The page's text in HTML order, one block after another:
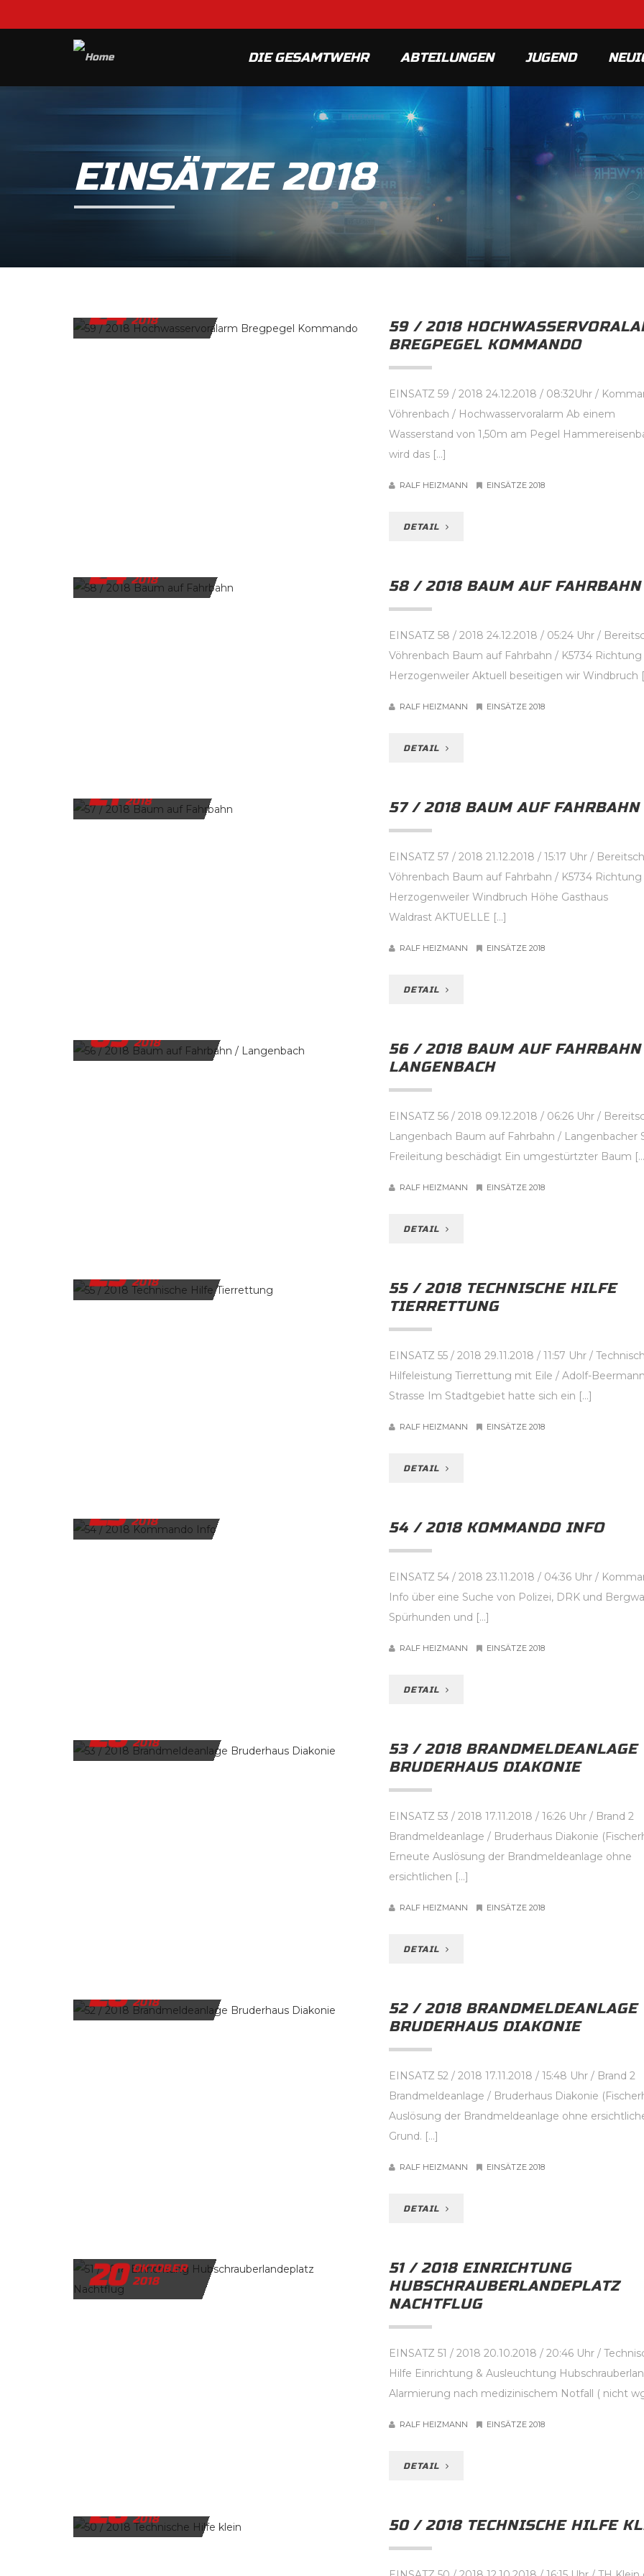
DIE GESAMTWEHR ABTEILUNGEN JUGEND
EINSÄTZE 2018
24 2018
59 / 2018
BREGPEGEL KOMMANDO
EINSATZ 59 / 2018 24.12.2018 / 08:32Uhr /
Vöhrenbach / Hochwasservoralarm Ab einem
Wasserstand von 1,50m am Pegel
wird das […]
RALF HEIZMANN EINSÄTZE 2018
DETAIL
24 2018
58 / 2018 BAUM AUF FAHRBAHN
EINSATZ 58 / 2018 24.12.2018 / 05:24 Uhr /
Vöhrenbach Baum auf Fahrbahn / K5734 Richtung
Herzogenweiler Aktuell beseitigen wir Windbruch
RALF HEIZMANN EINSÄTZE 2018
DETAIL
21 2018
57 / 2018 BAUM AUF FAHRBAHN
EINSATZ 57 / 2018 21.12.2018 / 15:17 Uhr /
Vöhrenbach Baum auf Fahrbahn / K5734 Richtung
Herzogenweiler Windbruch Höhe Gasthaus
Waldrast AKTUELLE […]
RALF HEIZMANN EINSÄTZE 2018
DETAIL
09 2018
56 / 2018 BAUM AUF
LANGENBACH
EINSATZ 56 / 2018 09.12.2018 / 06:26 Uhr /
Langenbach Baum auf Fahrbahn / Langenbacher
Freileitung beschädigt Ein umgestürtzter Baum
RALF HEIZMANN EINSÄTZE 2018
DETAIL
29 2018
55 / 2018 TECHNISCHE HILFE
TIERRETTUNG
EINSATZ 55 / 2018 29.11.2018 / 11:57 Uhr /
Hilfeleistung Tierrettung mit Eile / Adolf-
Strasse Im Stadtgebiet hatte sich ein […]
RALF HEIZMANN EINSÄTZE 2018
DETAIL
23 2018
54 / 2018 KOMMANDO INFO
EINSATZ 54 / 2018 23.11.2018 / 04:36 Uhr /
Info über eine Suche von Polizei, DRK und
Spürhunden und […]
RALF HEIZMANN EINSÄTZE 2018
DETAIL
20 2018
53 / 2018 BRANDMELDEANLAGE
BRUDERHAUS DIAKONIE
EINSATZ 53 / 2018 17.11.2018 / 16:26 Uhr / Brand 2
Brandmeldeanlage / Bruderhaus Diakonie
Erneute Auslösung der Brandmeldeanlage ohne
ersichtlichen […]
RALF HEIZMANN EINSÄTZE 2018
DETAIL
20 2018
52 / 2018 BRANDMELDEANLAGE
BRUDERHAUS DIAKONIE
EINSATZ 52 / 2018 17.11.2018 / 15:48 Uhr / Brand 2
Brandmeldeanlage / Bruderhaus Diakonie
Auslösung der Brandmeldeanlage ohne
Grund. […]
RALF HEIZMANN EINSÄTZE 2018
DETAIL
20 OKTOBER
2018
51 / 2018 EINRICHTUNG
HUBSCHRAUBERLANDEPLATZ
NACHTFLUG
EINSATZ 51 / 2018 20.10.2018 / 20:46 Uhr /
Hilfe Einrichtung & Ausleuchtung
Alarmierung nach medizinischem Notfall ( nicht
RALF HEIZMANN EINSÄTZE 2018
DETAIL
20 2018
50 / 2018 TECHNISCHE HILFE